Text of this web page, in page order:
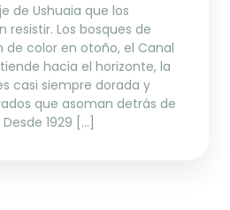
de Ushuaia que los
resistir. Los bosques de
color en otoño, el Canal
hacia el horizonte, la
casi siempre dorada y
que asoman detrás de
1929 […]